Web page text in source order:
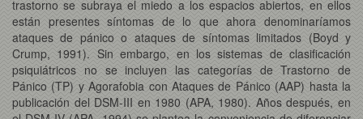
trastorno se subraya el miedo a los espacios abiertos, en ellos
están presentes síntomas de lo que ahora denominaríamos
ataques de pánico o ataques de síntomas limitados (Boyd y
Crump, 1991). Sin embargo, en los sistemas de clasificación
psiquiátricos no se incluyen las categorías de Trastorno de
Pánico (TP) y Agorafobia con Ataques de Pánico (AAP) hasta la
publicación del DSM-III en 1980 (APA, 1980). Años después, en